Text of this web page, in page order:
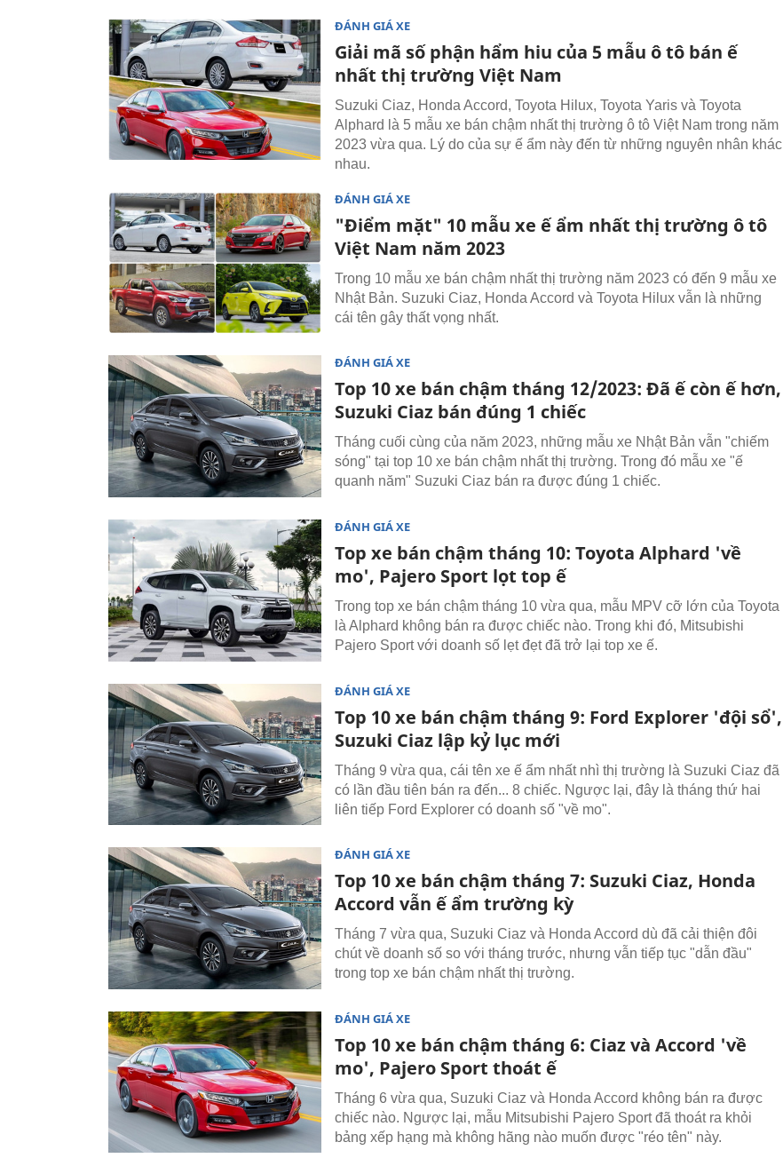
ĐÁNH GIÁ XE
Giải mã số phận hẩm hiu của 5 mẫu ô tô bán ế
nhất thị trường Việt Nam
Suzuki Ciaz, Honda Accord, Toyota Hilux, Toyota Yaris và Toyota
Alphard là 5 mẫu xe bán chậm nhất thị trường ô tô Việt Nam trong năm
2023 vừa qua. Lý do của sự ế ẩm này đến từ những nguyên nhân khác
nhau.
ĐÁNH GIÁ XE
"Điểm mặt" 10 mẫu xe ế ẩm nhất thị trường ô tô
Việt Nam năm 2023
Trong 10 mẫu xe bán chậm nhất thị trường năm 2023 có đến 9 mẫu xe
Nhật Bản. Suzuki Ciaz, Honda Accord và Toyota Hilux vẫn là những
cái tên gây thất vọng nhất.
ĐÁNH GIÁ XE
Top 10 xe bán chậm tháng 12/2023: Đã ế còn ế hơn,
Suzuki Ciaz bán đúng 1 chiếc
Tháng cuối cùng của năm 2023, những mẫu xe Nhật Bản vẫn "chiếm
sóng" tại top 10 xe bán chậm nhất thị trường. Trong đó mẫu xe "ế
quanh năm" Suzuki Ciaz bán ra được đúng 1 chiếc.
ĐÁNH GIÁ XE
Top xe bán chậm tháng 10: Toyota Alphard 'về
mo', Pajero Sport lọt top ế
Trong top xe bán chậm tháng 10 vừa qua, mẫu MPV cỡ lớn của Toyota
là Alphard không bán ra được chiếc nào. Trong khi đó, Mitsubishi
Pajero Sport với doanh số lẹt đẹt đã trở lại top xe ế.
ĐÁNH GIÁ XE
Top 10 xe bán chậm tháng 9: Ford Explorer 'đội sổ',
Suzuki Ciaz lập kỷ lục mới
Tháng 9 vừa qua, cái tên xe ế ẩm nhất nhì thị trường là Suzuki Ciaz đã
có lần đầu tiên bán ra đến... 8 chiếc. Ngược lại, đây là tháng thứ hai
liên tiếp Ford Explorer có doanh số "về mo".
ĐÁNH GIÁ XE
Top 10 xe bán chậm tháng 7: Suzuki Ciaz, Honda
Accord vẫn ế ẩm trường kỳ
Tháng 7 vừa qua, Suzuki Ciaz và Honda Accord dù đã cải thiện đôi
chút về doanh số so với tháng trước, nhưng vẫn tiếp tục "dẫn đầu"
trong top xe bán chậm nhất thị trường.
ĐÁNH GIÁ XE
Top 10 xe bán chậm tháng 6: Ciaz và Accord 'về
mo', Pajero Sport thoát ế
Tháng 6 vừa qua, Suzuki Ciaz và Honda Accord không bán ra được
chiếc nào. Ngược lại, mẫu Mitsubishi Pajero Sport đã thoát ra khỏi
bảng xếp hạng mà không hãng nào muốn được "réo tên" này.